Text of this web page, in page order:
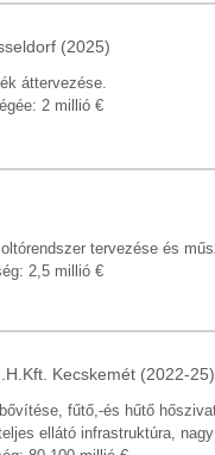
(2025)
áttervezése.
2 millió €
tervezése és
2,5 millió €
Kecskemét (2022-25)
fűtő,-és hűtő
ellátó infrastruktúra,